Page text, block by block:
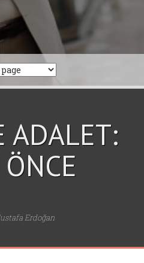
ADALET:
Erdoğan